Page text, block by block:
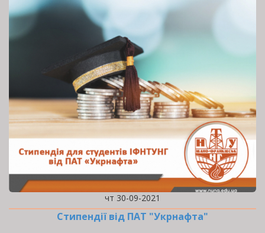
чт 30-09-2021
Стипендії від ПАТ "Укрнафта"